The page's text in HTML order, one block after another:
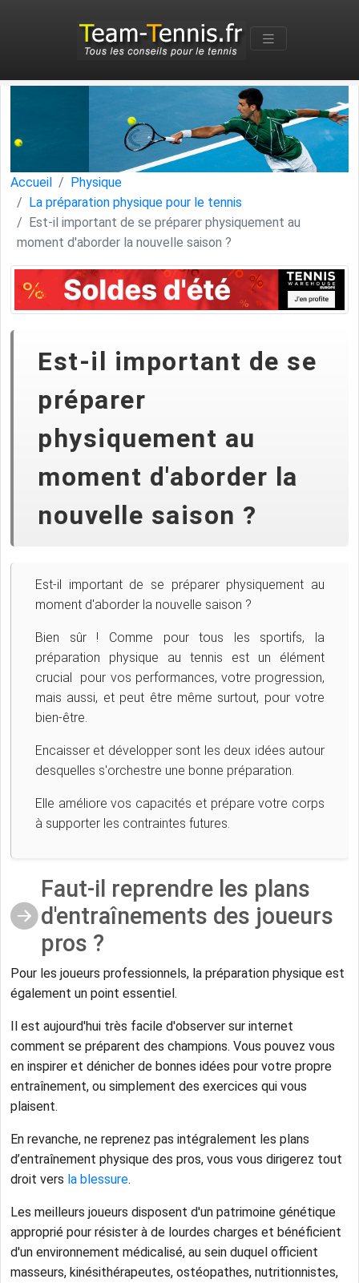
Accueil
Physique
La préparation physique pour le tennis
Est-il important de se préparer physiquement au
moment d'aborder la nouvelle saison ?
Est-il important de se
préparer
physiquement au
moment d'aborder la
nouvelle saison ?
Est-il important de se préparer physiquement au
moment d'aborder la nouvelle saison ?
Bien sûr ! Comme pour tous les sportifs, la
préparation physique au tennis est un élément
crucial pour vos performances, votre progression,
mais aussi, et peut être même surtout, pour votre
bien-être.
Encaisser et développer sont les deux idées autour
desquelles s'orchestre une bonne préparation.
Elle améliore vos capacités et prépare votre corps
à supporter les contraintes futures.
Faut-il reprendre les plans
d'entraînements des joueurs
pros ?
Pour les joueurs professionnels, la préparation physique est
également un point essentiel.
Il est aujourd'hui très facile d'observer sur internet
comment se préparent des champions. Vous pouvez vous
en inspirer et dénicher de bonnes idées pour votre propre
entraînement, ou simplement des exercices qui vous
plaisent.
En revanche, ne reprenez pas intégralement les plans
d’entraînement physique des pros, vous vous dirigerez tout
droit vers la blessure.
Les meilleurs joueurs disposent d'un patrimoine génétique
approprié pour résister à de lourdes charges et bénéficient
d'un environnement médicalisé, au sein duquel officient
masseurs, kinésithérapeutes, ostéopathes, nutritionnistes,